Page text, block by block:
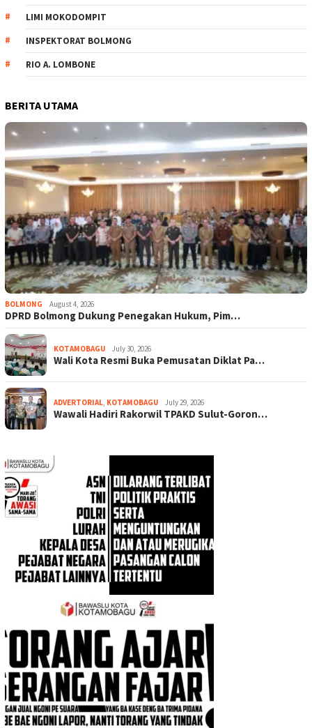
LIMI MOKODOMPIT
INSPEKTORAT BOLMONG
RIO A. LOMBONE
BERITA UTAMA
BOLMONG August 4, 2026
DPRD Bolmong Dukung Penegakan Hukum, Pim…
KOTAMOBAGU July 30, 2026
Wali Kota Resmi Buka Pemusatan Diklat Pa…
ADVERTORIAL, KOTAMOBAGU July 29, 2026
Wawali Hadiri Rakorwil TPAKD Sulut-Goron…